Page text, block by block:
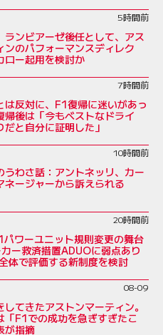
5時間前
ランビアーゼ後任として、アス
ンのパフォーマンスディレク
ロー起用を検討か
7時間前
は反対に、F1復帰に迷いがあっ
帰後は「今もベストなドライ
と自分に証明した」
10時間前
うわさ話：アントネッリ、カー
ネージャーから訴えられる
20時間前
ワーユニット規則変更の舞台
ー救済措置ADUOに弱点あり
体で評価する新制度を検討
08-09
てきたアストンマーティン。
「F1での成功を急ぎすぎたこ
が指摘